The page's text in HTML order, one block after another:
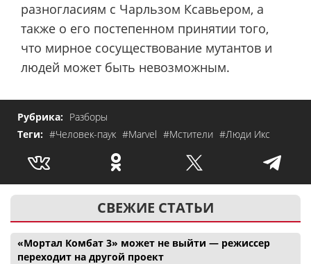
разногласиям с Чарльзом Ксавьером, а
также о его постепенном принятии того,
что мирное сосуществование мутантов и
людей может быть невозможным.
Рубрика: Разборы
Теги: #Человек-паук #Marvel #Мстители #Люди Икс
СВЕЖИЕ СТАТЬИ
«Мортал Комбат 3» может не выйти — режиссер
переходит на другой проект